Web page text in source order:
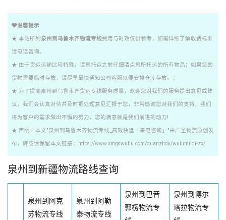
温馨提示
★ 本站所列 泉州到乌鲁木齐物流专线费用与时效仅供参考，如需详细了解收费标准
请电话咨询。
★ 由于货运运输比较特殊，请您托运之前仔细清点您所托运的所有物品；如果您的
货物需要临时存放，请尽早最快通知公司客服以便安排仓库存放。；
★ 为了提高泉州到乌鲁木齐货运专线服务质量，欢迎您对我们的服务提出意见或建
议，我们会认真对待并及时把处理意见汇报于您，非常感谢您对我们的支持，我们
将为客户的需求做出不懈的努力，您的满意就是我们前进的动力!
★ 声明：本文"泉州到乌鲁木齐物流专线_高效快运「来电咨询」"由广圣物流原创发
布，转载请保留本文链接：https://www.xmgswuliu.com/quanzhou/wulumuqi-zx/
泉州到新疆物流路线查询
泉州到阿克
苏物流专线
泉州到阿勒
泰物流专线
泉州到巴音
郭楞物流专
泉州到博尔
塔拉物流专